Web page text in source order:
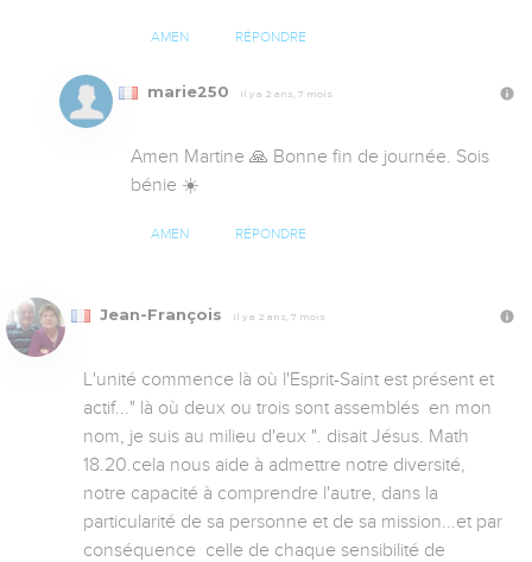
AMEN RÉPONDRE
marie250 Il y a 2 ans, 7 mois
Amen Martine 🙏 Bonne fin de journée. Sois
bénie ☀️
AMEN RÉPONDRE
Jean-François Il y a 2 ans, 7 mois
L'unité commence là où l'Esprit-Saint est présent et
actif..." là où deux ou trois sont assemblés  en mon
nom, je suis au milieu d'eux ". disait Jésus. Math
18.20.cela nous aide à admettre notre diversité,
notre capacité à comprendre l'autre, dans la
particularité de sa personne et de sa mission...et par
conséquence  celle de chaque sensibilité de